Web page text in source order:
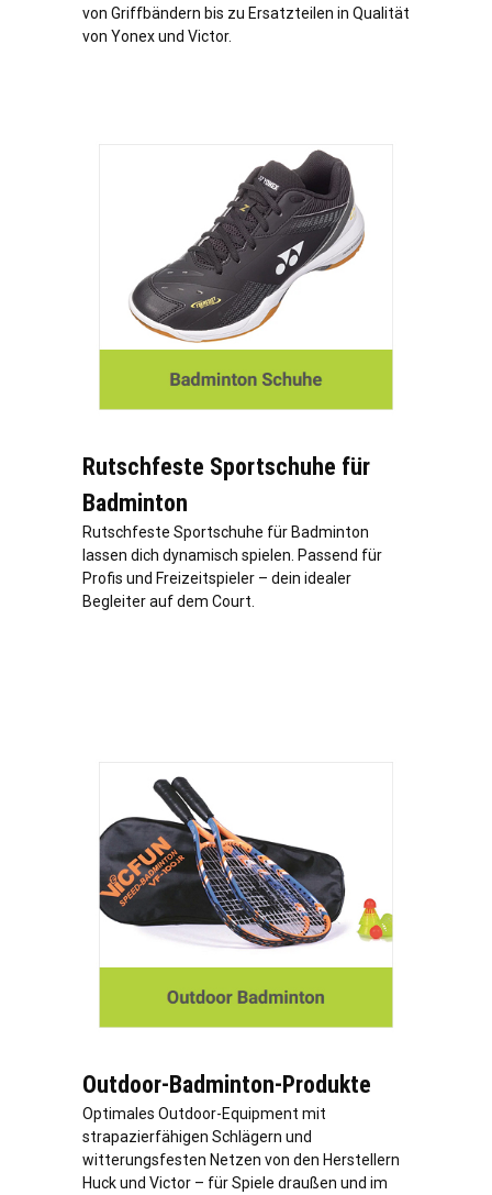
von Griffbändern bis zu Ersatzteilen in Qualität
von Yonex und Victor.
Rutschfeste Sportschuhe für
Badminton
Rutschfeste Sportschuhe für Badminton
lassen dich dynamisch spielen. Passend für
Profis und Freizeitspieler – dein idealer
Begleiter auf dem Court.
Outdoor-Badminton-Produkte
Optimales Outdoor-Equipment mit
strapazierfähigen Schlägern und
witterungsfesten Netzen von den Herstellern
Huck und Victor – für Spiele draußen und im